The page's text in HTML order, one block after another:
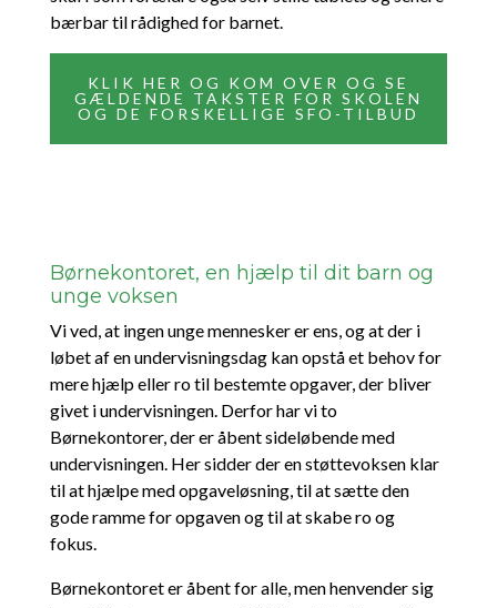
bærbar til rådighed for barnet.
KLIK HER OG KOM OVER OG SE
GÆLDENDE TAKSTER FOR SKOLEN
OG DE FORSKELLIGE SFO-TILBUD
Børnekontoret, en hjælp til dit barn og
unge voksen
Vi ved, at ingen unge mennesker er ens, og at der i
løbet af en undervisningsdag kan opstå et behov for
mere hjælp eller ro til bestemte opgaver, der bliver
givet i undervisningen. Derfor har vi to
Børnekontorer, der er åbent sideløbende med
undervisningen. Her sidder der en støttevoksen klar
til at hjælpe med opgaveløsning, til at sætte den
gode ramme for opgaven og til at skabe ro og
fokus.
Børnekontoret er åbent for alle, men henvender sig